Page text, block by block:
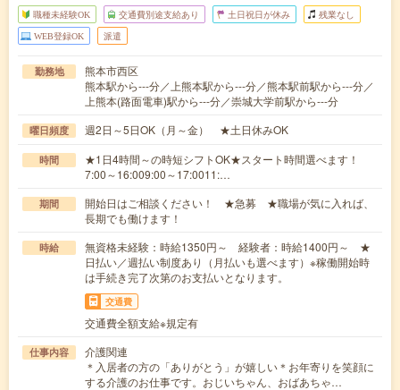
職種未経験OK 交通費別途支給あり 土日祝日が休み 残業なし
WEB登録OK 派遣
勤務地
熊本市西区
熊本駅から---分／上熊本駅から---分／熊本駅前駅から---分／
上熊本(路面電車)駅から---分／崇城大学前駅から---分
曜日頻度 週2日～5日OK（月～金） ★土日休みOK
時間
★1日4時間～の時短シフトOK★スタート時間選べます！
7:00～16:009:00～17:0011:…
期間
開始日はご相談ください！ ★急募 ★職場が気に入れば、
長期でも働けます！
時給
無資格未経験：時給1350円～ 経験者：時給1400円～ ★
日払い／週払い制度あり（月払いも選べます）※稼働開始時
は手続き完了次第のお支払いとなります。
交通費
交通費全額支給※規定有
仕事内容
介護関連
＊入居者の方の「ありがとう」が嬉しい＊お年寄りを笑顔に
する介護のお仕事です。おじいちゃん、おばあちゃ…